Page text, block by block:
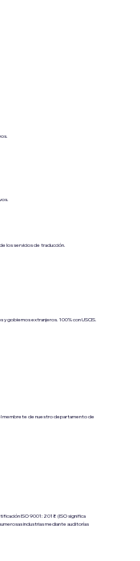
los servicios de traducción.
gobiernos extranjeros. 100% con USCIS.
el membrete de nuestro departamento de
ISO 9001:2018 (ISO significa
industrias mediante auditorías